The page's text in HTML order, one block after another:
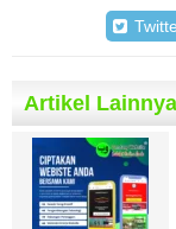
Artikel